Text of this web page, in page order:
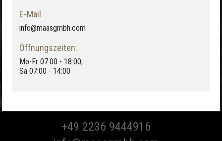
E-Mail
info@maasgmbh.com
Öffnungszeiten:
Mo-Fr 07:00 - 18:00,
Sa 07:00 - 14:00
+49 2236 9444916